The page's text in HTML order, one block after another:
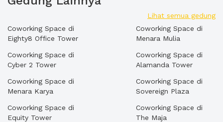
Lihat semua gedung
Coworking Space di
Eighty8 Office Tower
Coworking Space di
Cyber 2 Tower
Coworking Space di
Menara Karya
Coworking Space di
Equity Tower
Coworking Space di
Menara Mulia
Coworking Space di
Alamanda Tower
Coworking Space di
Sovereign Plaza
Coworking Space di
The Maja